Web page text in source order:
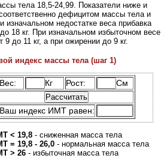
тела 18,5-24,99. Показатели ниже и
дефицитом массы тела и
изначальном недостатке веса прибавка
18 кг. При изначальном избыточном весе
9 до 11 кг, а при ожирении до 9 кг.
индекс массы тела (шаг 1)
Вес: Кг Рост: См
Ваш индекс ИМТ равен:
< 19,8 - сниженная масса тела
= 19,8 - 26,0 - нормальная масса тела
> 26 - избыточная масса тела